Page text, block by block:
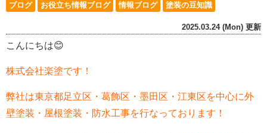
ブログ お役立ち情報ブログ 情報ブログ 塗装の豆知識
2025.03.24 (Mon) 更新
こんにちは😊
株式会社楽塗です！
弊社は東京都足立区・葛飾区・墨田区・江東区を中心に外
壁塗装・屋根塗装・防水工事を行なっております！